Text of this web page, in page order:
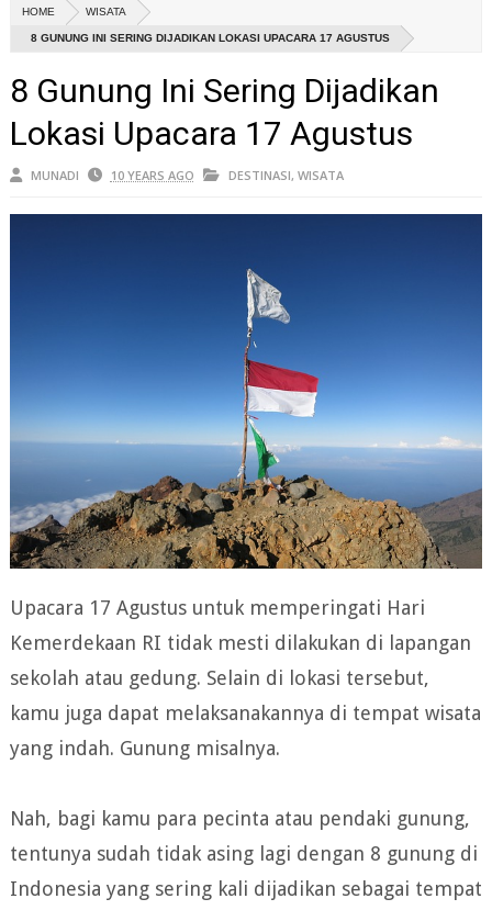
HOME WISATA
8 GUNUNG INI SERING DIJADIKAN LOKASI UPACARA 17 AGUSTUS
8 Gunung Ini Sering Dijadikan
Lokasi Upacara 17 Agustus
MUNADI 10 YEARS AGO DESTINASI, WISATA
Upacara 17 Agustus untuk memperingati Hari
Kemerdekaan RI tidak mesti dilakukan di lapangan
sekolah atau gedung. Selain di lokasi tersebut,
kamu juga dapat melaksanakannya di tempat wisata
yang indah. Gunung misalnya.
Nah, bagi kamu para pecinta atau pendaki gunung,
tentunya sudah tidak asing lagi dengan 8 gunung di
Indonesia yang sering kali dijadikan sebagai tempat